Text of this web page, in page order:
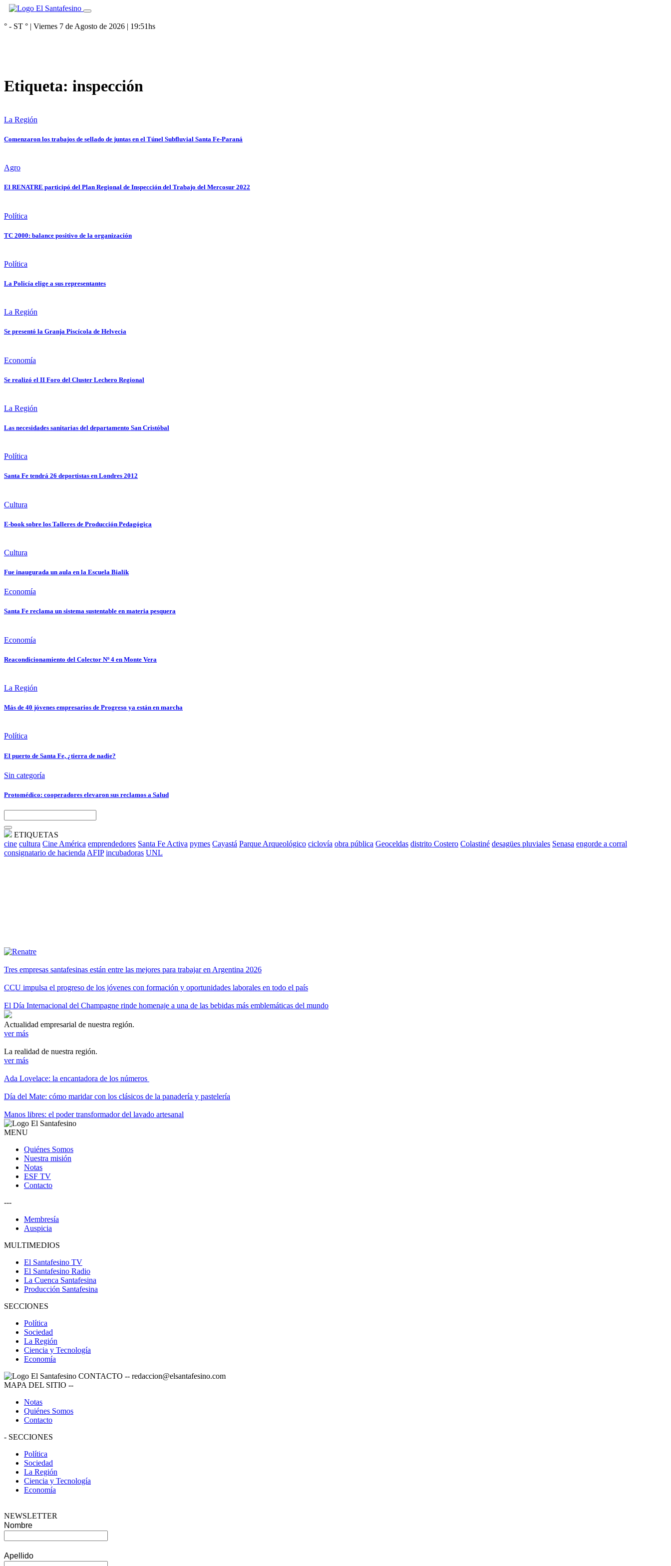
° - ST ° | Viernes 7 de Agosto de 2026 | 19:51hs
Etiqueta: inspección
La Región
Comenzaron los trabajos de sellado de juntas en el Túnel Subfluvial Santa Fe-Paraná
Agro
El RENATRE participó del Plan Regional de Inspección del Trabajo del Mercosur 2022
Política
TC 2000: balance positivo de la organización
Política
La Policía elige a sus representantes
La Región
Se presentó la Granja Piscícola de Helvecia
Economía
Se realizó el II Foro del Cluster Lechero Regional
La Región
Las necesidades sanitarias del departamento San Cristóbal
Política
Santa Fe tendrá 26 deportistas en Londres 2012
Cultura
E-book sobre los Talleres de Producción Pedagógica
Cultura
Fue inaugurada un aula en la Escuela Bialik
Economía
Santa Fe reclama un sistema sustentable en materia pesquera
Economía
Reacondicionamiento del Colector Nº 4 en Monte Vera
La Región
Más de 40 jóvenes empresarios de Progreso ya están en marcha
Política
El puerto de Santa Fe, ¿tierra de nadie?
Sin categoría
Protomédico: cooperadores elevaron sus reclamos a Salud
ETIQUETAS
cine cultura Cine América emprendedores Santa Fe Activa pymes Cayastá Parque Arqueológico ciclovía obra pública Geoceldas distrito Costero Colastiné desagües pluviales Senasa engorde a corral
consignatario de hacienda AFIP incubadoras UNL
Tres empresas santafesinas están entre las mejores para trabajar en Argentina 2026
CCU impulsa el progreso de los jóvenes con formación y oportunidades laborales en todo el país
El Día Internacional del Champagne rinde homenaje a una de las bebidas más emblemáticas del mundo
Actualidad empresarial de nuestra región.
ver más
La realidad de nuestra región.
ver más
Ada Lovelace: la encantadora de los números
Día del Mate: cómo maridar con los clásicos de la panadería y pastelería
Manos libres: el poder transformador del lavado artesanal
MENU
Quiénes Somos
Nuestra misión
Notas
ESF TV
Contacto
---
Membresía
Auspicia
MULTIMEDIOS
El Santafesino TV
El Santafesino Radio
La Cuenca Santafesina
Producción Santafesina
SECCIONES
Política
Sociedad
La Región
Ciencia y Tecnología
Economía
CONTACTO -- redaccion@elsantafesino.com
MAPA DEL SITIO --
Notas
Quiénes Somos
Contacto
- SECCIONES
Política
Sociedad
La Región
Ciencia y Tecnología
Economía
NEWSLETTER
Nombre
Apellido